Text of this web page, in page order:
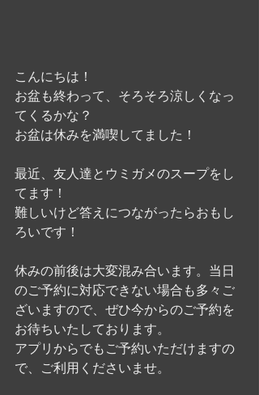
こんにちは！
お盆も終わって、そろそろ涼しくなっ
てくるかな？
お盆は休みを満喫してました！
最近、友人達とウミガメのスープをし
てます！
難しいけど答えにつながったらおもし
ろいです！
休みの前後は大変混み合います。当日
のご予約に対応できない場合も多々ご
ざいますので、ぜひ今からのご予約を
お待ちいたしております。
アプリからでもご予約いただけますの
で、ご利用くださいませ。